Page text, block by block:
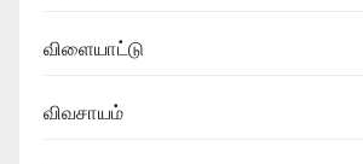
விளையாட்டு
விவசாயம்